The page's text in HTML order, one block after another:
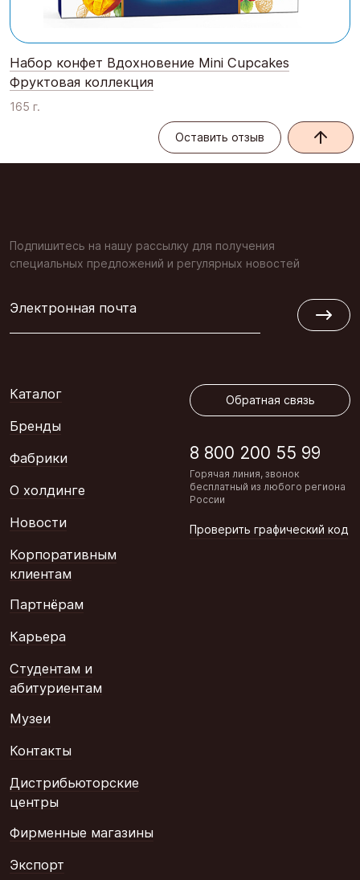
Набор конфет Вдохновение Mini Cupcakes
Фруктовая коллекция
165 г.
Оставить отзыв
Подпишитесь на нашу рассылку для получения
специальных предложений и регулярных новостей
Электронная почта
Каталог
Бренды
Фабрики
О холдинге
Новости
Корпоративным
клиентам
Партнёрам
Карьера
Студентам и
абитуриентам
Музеи
Контакты
Дистрибьюторские
центры
Фирменные магазины
Экспорт
Обратная связь
8 800 200 55 99
Горячая линия, звонок
бесплатный из любого региона
России
Проверить графический код